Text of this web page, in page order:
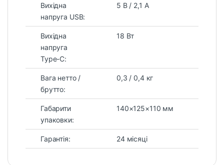
Вихідна
напруга USB:
5 В / 2,1 А
Вихідна
напруга
Type-С:
18 Вт
Вага нетто /
брутто:
0,3 / 0,4 кг
Габарити
упаковки:
140×125×110 мм
Гарантія: 24 місяці